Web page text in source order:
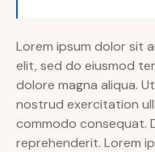
Lorem ipsum dolor sit
elit, sed do eiusmod
dolore magna aliqua.
nostrud exercitation
commodo consequat.
reprehenderit. Lorem